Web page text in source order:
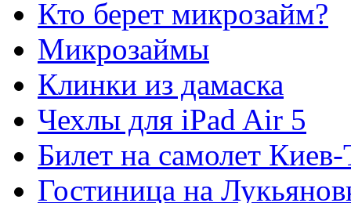
Кто берет микрозайм?
Микрозаймы
Клинки из дамаска
Чехлы для iPad Air 5
Билет на самолет
Гостиница на